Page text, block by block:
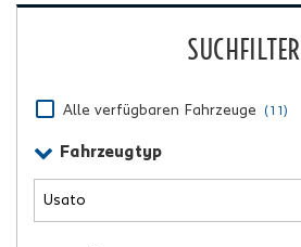
SUCHFILTER
Alle verfügbaren Fahrzeuge (11)
Fahrzeugtyp